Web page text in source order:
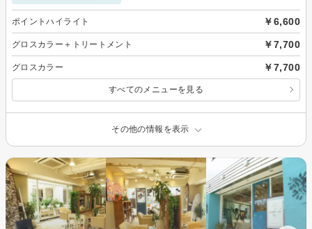
ポイントハイライト ￥6,600
グロスカラー＋トリートメント ￥7,700
グロスカラー ￥7,700
すべてのメニューを見る
その他の情報を表示